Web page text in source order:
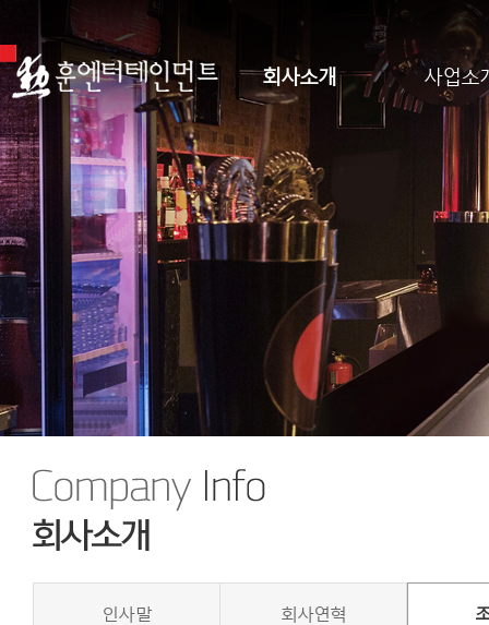
회사소개 사업소
인사말 회사연혁